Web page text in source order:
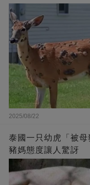
2025/08/22
泰國一只幼虎「被
豬媽態度讓人驚訝